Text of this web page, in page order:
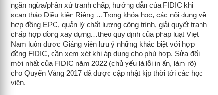
ngăn ngừa/phân xử tranh chấp, hướng dẫn của FIDIC khi
soạn thảo Điều kiện Riêng …Trong khóa học, các nội dung về
hợp đồng EPC, quản lý chất lượng công trình, giải quyết tranh
chấp hợp đồng xây dựng…theo quy định của pháp luật Việt
Nam luôn được Giảng viên lưu ý những khác biệt với hợp
đồng FIDIC, cần xem xét khi áp dụng cho phù hợp. Sửa đổi
mới nhất của FIDIC năm 2022 (chủ yếu là lỗi in ấn, làm rõ)
cho Quyển Vàng 2017 đã được cập nhật kịp thời tới các học
viên.